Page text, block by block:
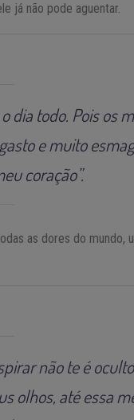
já não pode aguentar.
dia todo. Pois os
e muito
coração”.
as dores do mundo,
não te é
olhos, até essa